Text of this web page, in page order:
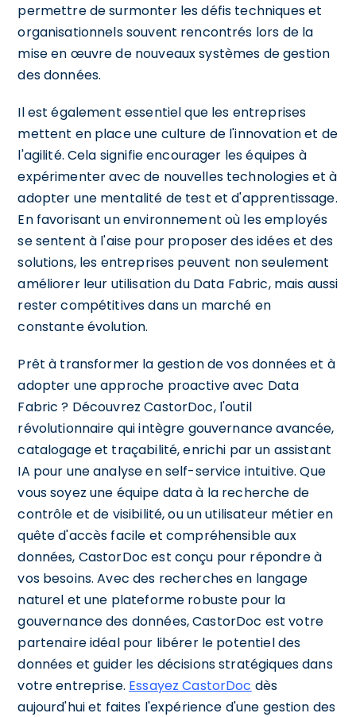
permettre de surmonter les défis techniques et
organisationnels souvent rencontrés lors de la
mise en œuvre de nouveaux systèmes de gestion
des données.
Il est également essentiel que les entreprises
mettent en place une culture de l'innovation et de
l'agilité. Cela signifie encourager les équipes à
expérimenter avec de nouvelles technologies et à
adopter une mentalité de test et d'apprentissage.
En favorisant un environnement où les employés
se sentent à l'aise pour proposer des idées et des
solutions, les entreprises peuvent non seulement
améliorer leur utilisation du Data Fabric, mais aussi
rester compétitives dans un marché en
constante évolution.
Prêt à transformer la gestion de vos données et à
adopter une approche proactive avec Data
Fabric ? Découvrez CastorDoc, l'outil
révolutionnaire qui intègre gouvernance avancée,
catalogage et traçabilité, enrichi par un assistant
IA pour une analyse en self-service intuitive. Que
vous soyez une équipe data à la recherche de
contrôle et de visibilité, ou un utilisateur métier en
quête d'accès facile et compréhensible aux
données, CastorDoc est conçu pour répondre à
vos besoins. Avec des recherches en langage
naturel et une plateforme robuste pour la
gouvernance des données, CastorDoc est votre
partenaire idéal pour libérer le potentiel des
données et guider les décisions stratégiques dans
votre entreprise. Essayez CastorDoc dès
aujourd'hui et faites l'expérience d'une gestion des